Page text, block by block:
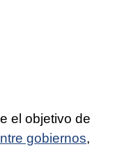
el objetivo de
gobiernos,